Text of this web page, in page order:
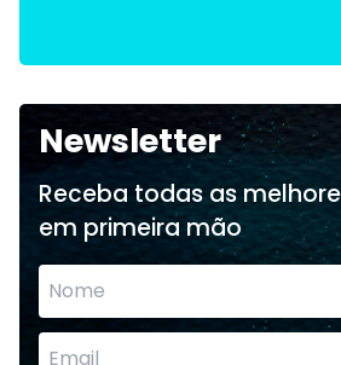
Newsletter
Receba todas as
em primeira mão